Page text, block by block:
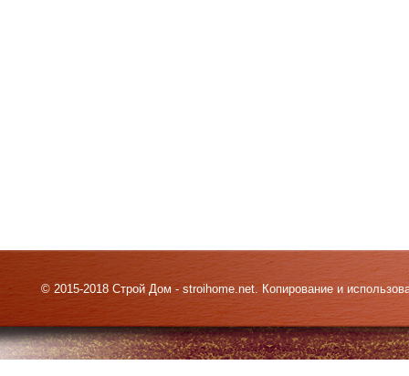
© 2015-2018 Строй Дом - stroihome.net. Копирование и